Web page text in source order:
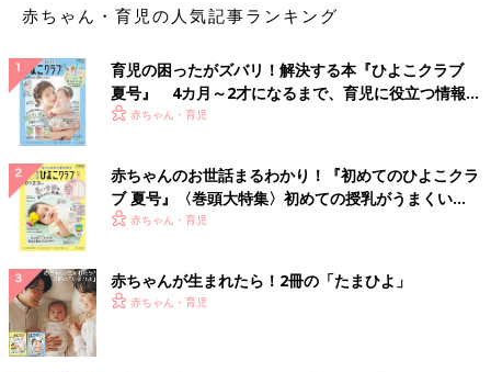
赤ちゃん・育児の人気記事ランキング
育児の困ったがズバリ！解決する本『ひよこクラブ
夏号』 4カ月～2才になるまで、育児に役立つ情報が
いっぱい！
赤ちゃん・育児
赤ちゃんのお世話まるわかり！『初めてのひよこクラ
ブ 夏号』〈巻頭大特集〉初めての授乳がうまくい
く！ おっぱい・ミルクの基本と夏のトラブル 解決テ
赤ちゃん・育児
赤ちゃんが生まれたら！2冊の「たまひよ」
赤ちゃん・育児